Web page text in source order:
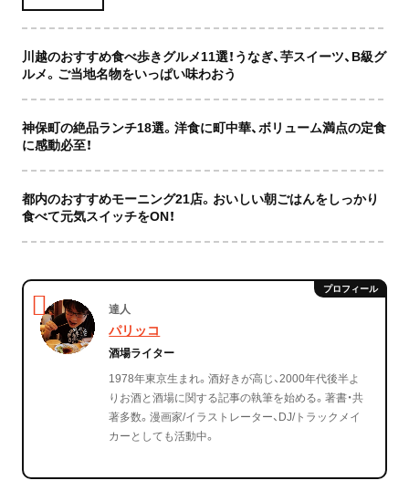
川越のおすすめ食べ歩きグルメ11選！うなぎ、芋スイーツ、B級グ
ルメ。ご当地名物をいっぱい味わおう
神保町の絶品ランチ18選。洋食に町中華、ボリューム満点の定食
に感動必至！
都内のおすすめモーニング21店。おいしい朝ごはんをしっかり
食べて元気スイッチをON！
達人
パリッコ
酒場ライター
1978年東京生まれ。酒好きが高じ、2000年代後半よ
りお酒と酒場に関する記事の執筆を始める。著書・共
著多数。漫画家/イラストレーター、DJ/トラックメイ
カーとしても活動中。